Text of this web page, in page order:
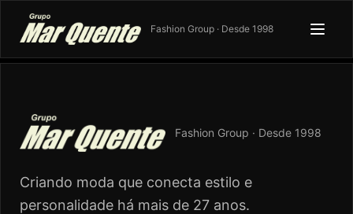
Fashion Group · Desde 1998
Fashion Group · Desde 1998
Criando moda que conecta estilo e
personalidade há mais de 27 anos.